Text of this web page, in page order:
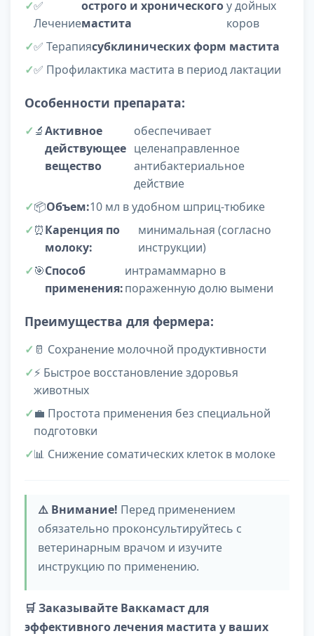
✅
Лечение
острого и хронического
мастита
у дойных
коров
✅ Терапиясубклинических форм мастита
✅ Профилактика мастита в период лактации
Особенности препарата:
🔬Активное
действующее
вещество
обеспечивает
целенаправленное
антибактериальное
действие
📦Объем:10 мл в удобном шприц-тюбике
⏰Каренция по
молоку:
минимальная (согласно
инструкции)
🎯Способ
применения:
интрамаммарно в
пораженную долю вымени
Преимущества для фермера:
🥛 Сохранение молочной продуктивности
⚡ Быстрое восстановление здоровья
животных
💼 Простота применения без специальной
подготовки
📊 Снижение соматических клеток в молоке
⚠️ Внимание! Перед применением
обязательно проконсультируйтесь с
ветеринарным врачом и изучите
инструкцию по применению.
🛒 Заказывайте Ваккамаст для
эффективного лечения мастита у ваших